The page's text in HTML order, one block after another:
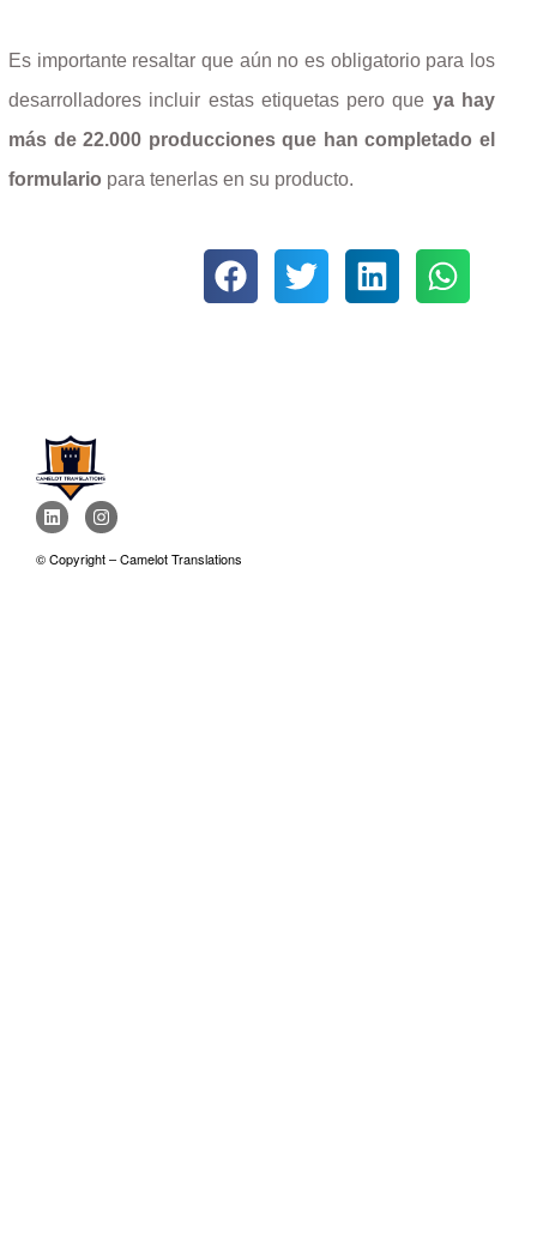
Es importante resaltar que aún no es obligatorio para los
desarrolladores incluir estas etiquetas pero que ya hay
más de 22.000 producciones que han completado el
formulario para tenerlas en su producto.
© Copyright – Camelot Translations